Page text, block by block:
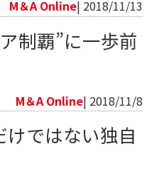
M＆A Online| 2018/11/13
制覇”に一歩前
M＆A Online| 2018/11/8
けではない独自